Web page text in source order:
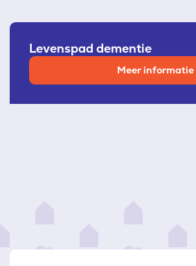
Levenspad dementie
Meer informatie